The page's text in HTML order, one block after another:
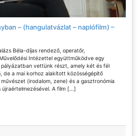
– (hangulatvázlat – naplófilm) –
Béla-díjas rendező, operatőr,
Intézettel együttműködve egy
pályázatban vettünk részt, amely két és fél
de a mai korhoz alakított közösségépítő
(irodalom, zene) és a gasztronómia
újraértelmezésével. A film […]